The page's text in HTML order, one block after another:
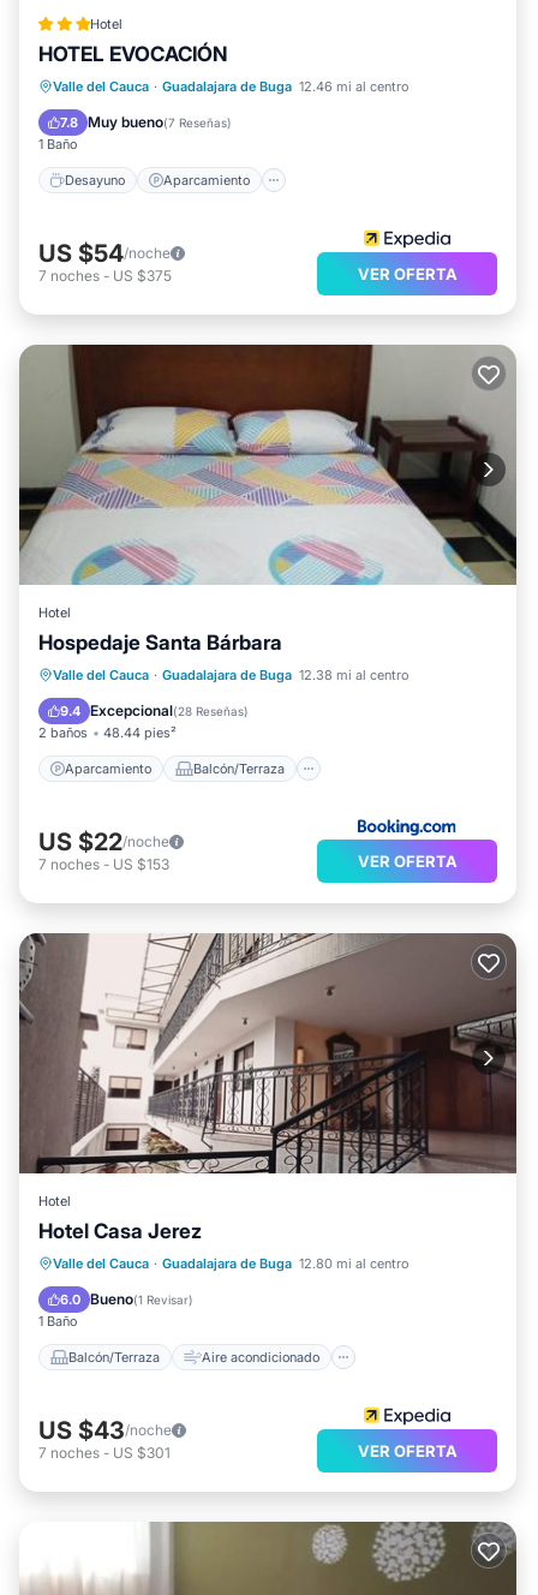
Hotel
HOTEL EVOCACIÓN
Valle del Cauca · Guadalajara de Buga 12.46 mi al centro
7.8 Muy bueno(7 Reseñas)
1 Baño
Desayuno Aparcamiento
Desayuno Aparcamiento
Piscina
Aire acondicionado
US $54/noche
7 noches - US $375 VER OFERTA
Hotel
Hospedaje Santa Bárbara
Valle del Cauca · Guadalajara de Buga 12.38 mi al centro
9.4 Excepcional(28 Reseñas)
2 baños 48.44 pies²
Aparcamiento Balcón/Terraza
Aparcamiento
Balcón/Terraza
Internet
Apto para niños
US $22/noche
7 noches - US $153 VER OFERTA
Hotel
Hotel Casa Jerez
Valle del Cauca · Guadalajara de Buga 12.80 mi al centro
6.0 Bueno(1 Revisar)
1 Baño
Balcón/Terraza Aire acondicionado
Balcón/Terraza
Aire acondicionado
Internet
US $43/noche
7 noches - US $301 VER OFERTA